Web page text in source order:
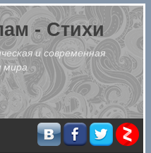
- Стихи
и современная
мира